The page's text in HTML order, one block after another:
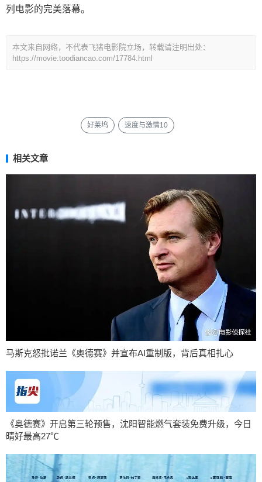
列电影的完美落幕。
本文来自网络，不代表飞猪电影院立场，转载请注明出处：
https://movie.toodiancao.com/17784.html
好莱坞 速度与激情10
相关文章
马斯克怒批诺兰《奥德赛》并宣布AI重制版，背后真相扎心
《奥德赛》开启第三轮预售，沈阳智能燃气套装免费升级，今日
晴好最高27℃